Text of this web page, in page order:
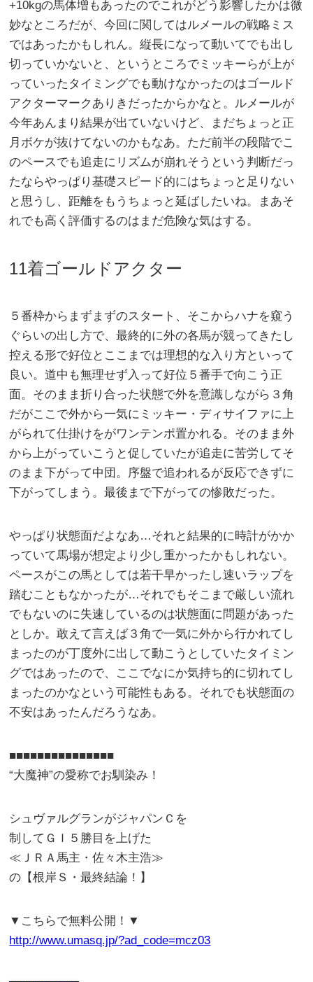
+10kgの馬体増もあったのでこれがどう影響したかは微
妙なところだが、今回に関してはルメールの戦略ミス
ではあったかもしれん。縦長になって動いてでも出し
切っていかないと、というところでミッキーらが上が
っていったタイミングでも動けなかったのはゴールド
アクターマークありきだったからかなと。ルメールが
今年あんまり結果が出ていないけど、まだちょっと正
月ボケが抜けてないのかもなあ。ただ前半の段階でこ
のペースでも追走にリズムが崩れそうという判断だっ
たならやっぱり基礎スピード的にはちょっと足りない
と思うし、距離をもうちょっと延ばしたいね。まあそ
れでも高く評価するのはまだ危険な気はする。
11着ゴールドアクター
５番枠からまずまずのスタート、そこからハナを窺う
ぐらいの出し方で、最終的に外の各馬が競ってきたし
控える形で好位とここまでは理想的な入り方といって
良い。道中も無理せず入って好位５番手で向こう正
面。そのまま折り合った状態で外を意識しながら３角
だがここで外から一気にミッキー・ディサイファに上
がられて仕掛けをがワンテンポ置かれる。そのまま外
から上がっていこうと促していたが追走に苦労してそ
のまま下がって中団。序盤で追われるが反応できずに
下がってしまう。最後まで下がっての惨敗だった。
やっぱり状態面だよなあ…それと結果的に時計がかか
っていて馬場が想定より少し重かったかもしれない。
ペースがこの馬としては若干早かったし速いラップを
踏むこともなかったが…それでもそこまで厳しい流れ
でもないのに失速しているのは状態面に問題があった
としか。敢えて言えば３角で一気に外から行かれてし
まったのが丁度外に出して動こうとしていたタイミン
グではあったので、ここでなにか気持ち的に切れてし
まったのかなという可能性もある。それでも状態面の
不安はあったんだろうなあ。
■■■■■■■■■■■■■■■
“大魔神”の愛称でお馴染み！
シュヴァルグランがジャパンＣを
制してＧＩ５勝目を上げた
≪ＪＲＡ馬主・佐々木主浩≫
の【根岸Ｓ・最終結論！】
▼こちらで無料公開！▼
http://www.umasq.jp/?ad_code=mcz03